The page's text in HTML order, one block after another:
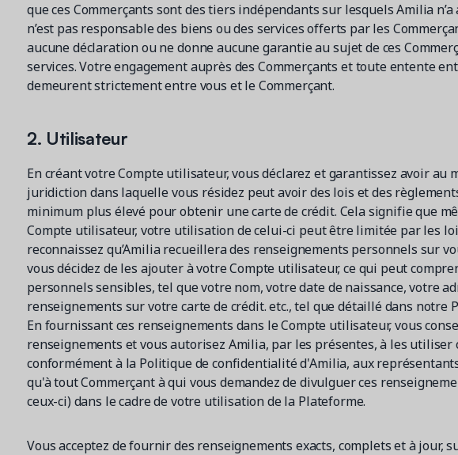
que ces Commerçants sont des tiers indépendants sur lesquels Amilia
n’est pas responsable des biens ou des services offerts par les
aucune déclaration ou ne donne aucune garantie au sujet de ces
services. Votre engagement auprès des Commerçants et toute entente
demeurent strictement entre vous et le Commerçant.
2. Utilisateur
En créant votre Compte utilisateur, vous déclarez et garantissez avoir au
juridiction dans laquelle vous résidez peut avoir des lois et des
minimum plus élevé pour obtenir une carte de crédit. Cela signifie que
Compte utilisateur, votre utilisation de celui-ci peut être limitée par les
reconnaissez qu’Amilia recueillera des renseignements personnels sur
vous décidez de les ajouter à votre Compte utilisateur, ce qui peut
personnels sensibles, tel que votre nom, votre date de naissance, votre
renseignements sur votre carte de crédit. etc., tel que détaillé dans notre
En fournissant ces renseignements dans le Compte utilisateur, vous
renseignements et vous autorisez Amilia, par les présentes, à les utiliser
conformément à la Politique de confidentialité d'Amilia, aux
qu'à tout Commerçant à qui vous demandez de divulguer ces
ceux-ci) dans le cadre de votre utilisation de la Plateforme.
Vous acceptez de fournir des renseignements exacts, complets et à jour,